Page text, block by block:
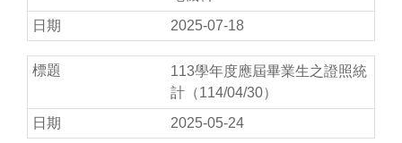
2025-07-18
113學年度應屆畢業生之證照統
計（114/04/30）
2025-05-24